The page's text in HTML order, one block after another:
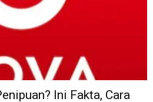
Ini Fakta, Cara